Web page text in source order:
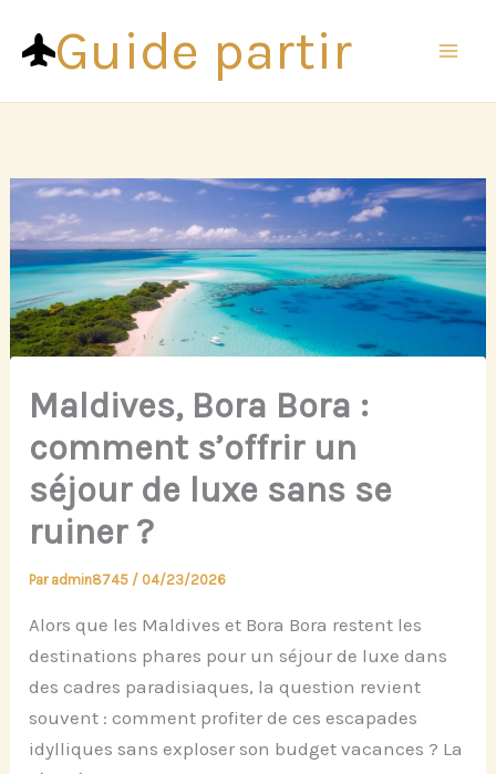
contenuGuide partir
Maldives, Bora Bora :
comment s’offrir un
séjour de luxe sans se
ruiner ?
Par admin8745 / 04/23/2026
Alors que les Maldives et Bora Bora restent les
destinations phares pour un séjour de luxe dans
des cadres paradisiaques, la question revient
souvent : comment profiter de ces escapades
idylliques sans exploser son budget vacances ? La